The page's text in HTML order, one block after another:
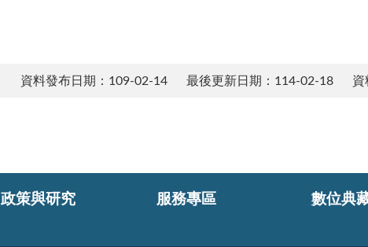
資料發布日期：109-02-14 最後更新日期：114-02-18 資
政策與研究 服務專區 數位典